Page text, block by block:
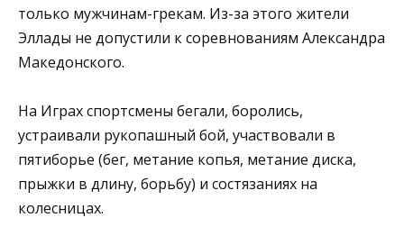
только мужчинам-грекам. Из-за этого жители
Эллады не допустили к соревнованиям Александра
Македонского.
На Играх спортсмены бегали, боролись,
устраивали рукопашный бой, участвовали в
пятиборье (бег, метание копья, метание диска,
прыжки в длину, борьбу) и состязаниях на
колесницах.